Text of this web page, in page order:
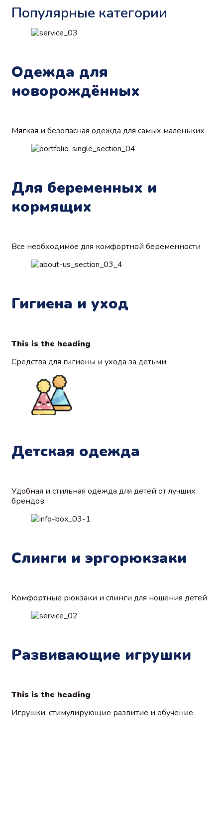
несколько
товара.
Популярные категории
Одежда для
новорождённых
Мягкая и безопасная одежда для самых маленьких
Для беременных и
кормящих
Все необходимое для комфортной беременности
Гигиена и уход
This is the heading​
Средства для гигиены и ухода за детьми
Детская одежда
Удобная и стильная одежда для детей от лучших
брендов
Слинги и эргорюкзаки
Комфортные рюкзаки и слинги для ношения детей
Развивающие игрушки
This is the heading​
Игрушки, стимулирующие развитие и обучение